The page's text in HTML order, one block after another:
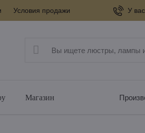
Условия продажи У
Магазин